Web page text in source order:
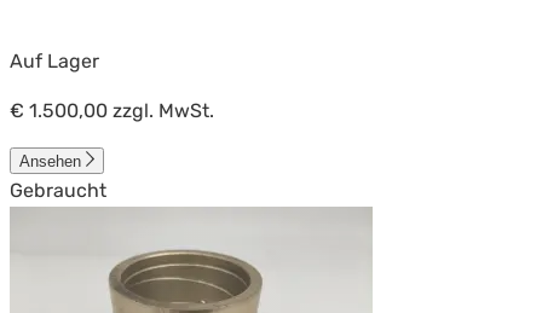
Auf Lager
€ 1.500,00zzgl. MwSt.
Ansehen
Gebraucht